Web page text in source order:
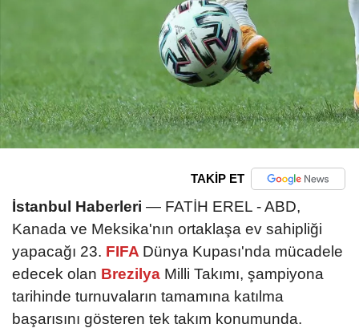
TAKİP ET
İstanbul Haberleri — FATİH EREL - ABD,
Kanada ve Meksika'nın ortaklaşa ev sahipliği
yapacağı 23. FIFA Dünya Kupası'nda mücadele
edecek olan Brezilya Milli Takımı, şampiyona
tarihinde turnuvaların tamamına katılma
başarısını gösteren tek takım konumunda.